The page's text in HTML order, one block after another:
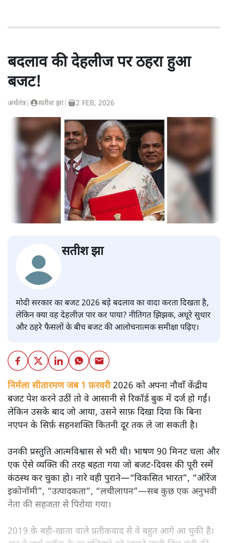
बदलाव की देहलीज पर ठहरा हुआ
बजट!
अर्थतंत्र सतीश झा 2 FEB, 2026
सतीश झा
मोदी सरकार का बजट 2026 बड़े बदलाव का वादा करता दिखता है,
लेकिन क्या वह देहलीज़ पार कर पाया? नीतिगत झिझक, अधूरे सुधार
और ठहरे फैसलों के बीच बजट की आलोचनात्मक समीक्षा पढ़िए।
निर्मला सीतारमण जब 1 फ़रवरी2026 को अपना नौवाँ केंद्रीय
बजट पेश करने उठीं तो वे आसानी से रिकॉर्ड बुक में दर्ज हो गईं।
लेकिन उसके बाद जो आया, उसने साफ़ दिखा दिया कि बिना
नएपन के सिर्फ़ सहनशक्ति कितनी दूर तक ले जा सकती है।
उनकी प्रस्तुति आत्मविश्वास से भरी थी। भाषण 90 मिनट चला और
एक ऐसे व्यक्ति की तरह बहता गया जो बजट‑दिवस की पूरी रस्में
कंठस्थ कर चुका हो। नारे वही पुराने—“विकसित भारत”, “ऑरेंज
इकोनॉमी”, “उत्पादकता”, “लचीलापन”—सब कुछ एक अनुभवी
नेता की सहजता से पिरोया गया।
2019 के बही‑खाता वाले प्रतीकवाद से वे बहुत आगे आ चुकी हैं।